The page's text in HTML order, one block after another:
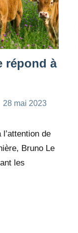
répond à
28 mai 2023
de
Bruno Le
les